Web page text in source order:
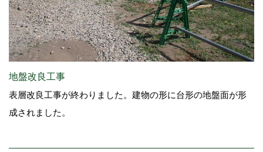
地盤改良工事
表層改良工事が終わりました。建物の形に台形の地盤面が形
成されました。